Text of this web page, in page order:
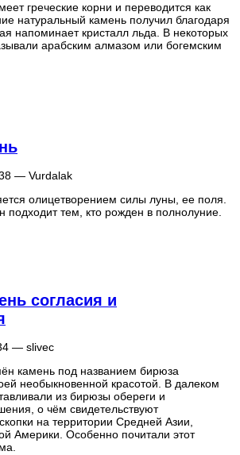
греческие корни и переводится как
натуральный камень получил благодаря
напоминает кристалл льда. В некоторых
арабским алмазом или богемским
— Vurdalak
олицетворением силы луны, ее поля.
подходит тем, кто рожден в полнолуние.
согласия и
— slivec
камень под названием бирюза
необыкновенной красотой. В далеком
из бирюзы обереги и
о чём свидетельствуют
на территории Средней Азии,
Америки. Особенно почитали этот